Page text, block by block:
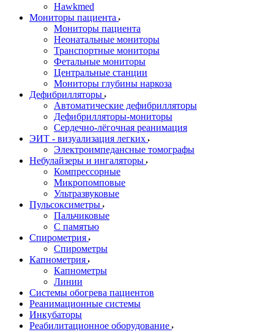
Hawkmed
Мониторы пациента
Мониторы пациента
Неонатальные мониторы
Транспортные мониторы
Фетальные мониторы
Центральные станции
Мониторы глубины наркоза
Дефибрилляторы
Автоматические дефибрилляторы
Дефибрилляторы-мониторы
Сердечно-лёгочная реанимация
ЭИТ - визуализация легких
Электроимпедансные томографы
Небулайзеры и ингаляторы
Компрессорные
Микропомповые
Ультразвуковые
Пульсоксиметры
Пальчиковые
С памятью
Спирометрия
Спирометры
Капнометрия
Капнометры
Линии
Системы обогрева пациентов
Реанимационные системы
Инкубаторы
Реабилитационное оборудование